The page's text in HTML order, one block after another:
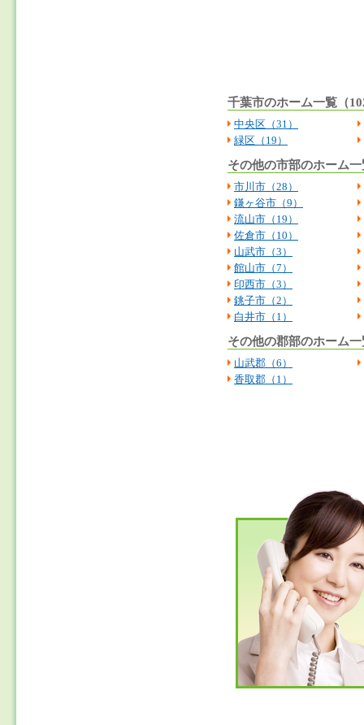
千葉市のホーム一覧（
中央区（31）
緑区（19）
その他の市部のホーム
市川市（28）
鎌ヶ谷市（9）
流山市（19）
佐倉市（10）
山武市 （3）
館山市（7）
印西市（3）
銚子市（2）
白井市（1）
その他の郡部のホーム
山武郡（6）
香取郡（1）